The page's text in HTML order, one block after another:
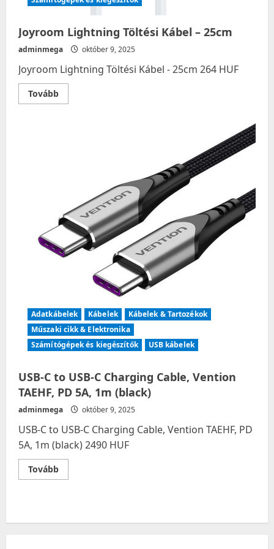
Joyroom Lightning Töltési Kábel – 25cm
adminmega október 9, 2025
Joyroom Lightning Töltési Kábel - 25cm 264 HUF
TovábbRead
more
Adatkábelek Kábelek
Kábelek & Tartozékok
Műszaki cikk & Elektronika
Számítógépek és kiegészítők
USB kábelek
USB-C to USB-C Charging Cable, Vention
TAEHF, PD 5A, 1m (black)
adminmega október 9, 2025
USB-C to USB-C Charging Cable, Vention TAEHF, PD
5A, 1m (black) 2490 HUF
TovábbRead
more